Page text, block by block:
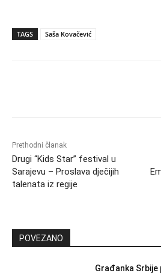
TAGS Saša Kovačević
Prethodni članak
Drugi “Kids Star” festival u
Sarajevu – Proslava dječijih
talenata iz regije
POVEZANO
Građanka